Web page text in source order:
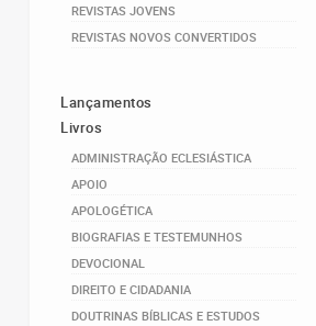
REVISTAS JOVENS
REVISTAS NOVOS CONVERTIDOS
Lançamentos
Livros
ADMINISTRAÇÃO ECLESIÁSTICA
APOIO
APOLOGÉTICA
BIOGRAFIAS E TESTEMUNHOS
DEVOCIONAL
DIREITO E CIDADANIA
DOUTRINAS BÍBLICAS E ESTUDOS